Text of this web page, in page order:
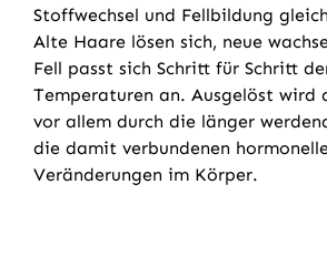
Stoffwechsel und Fellbildung
Alte Haare lösen sich, neue
Fell passt sich Schritt für Schritt
Temperaturen an. Ausgelöst wird
vor allem durch die länger
die damit verbundenen
Veränderungen im Körper.